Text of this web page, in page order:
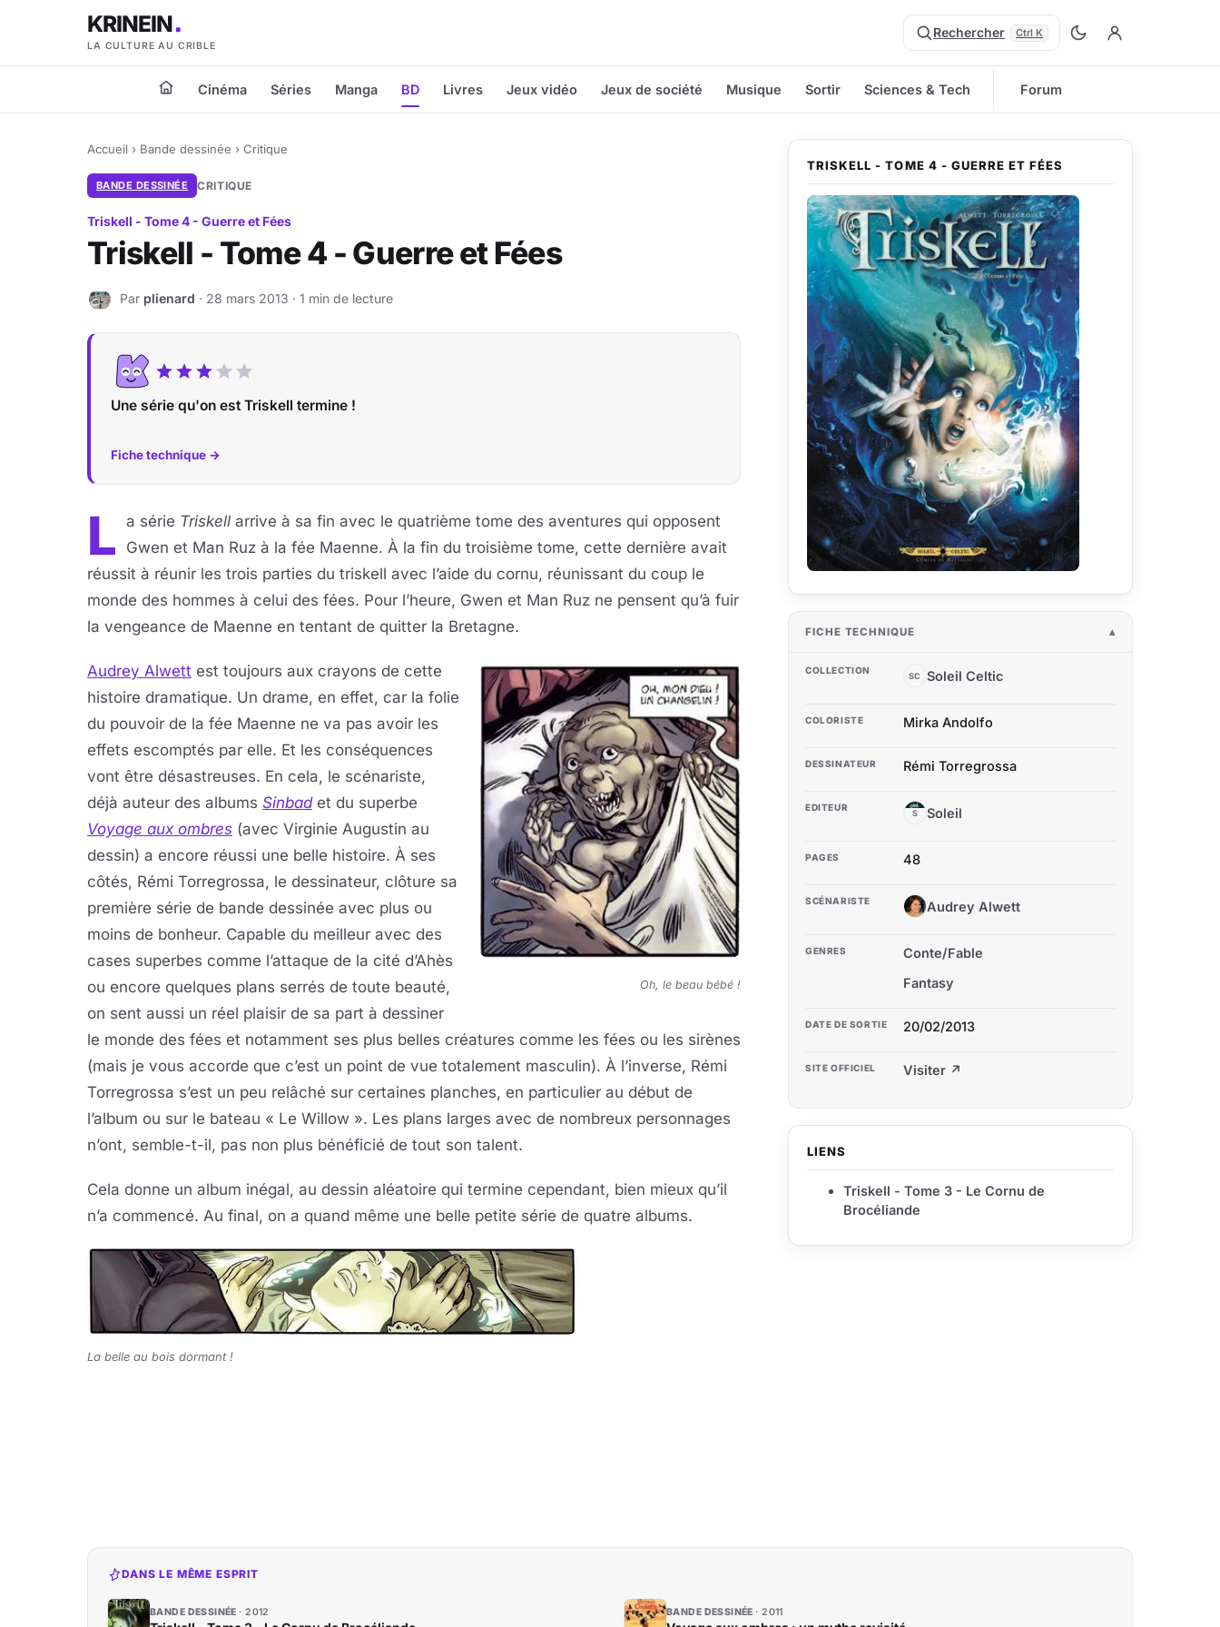
KRINEIN
LA CULTURE AU CRIBLE
Rechercher Ctrl K
Cinéma Séries Manga BD Livres Jeux vidéo Jeux de société Musique Sortir Sciences & Tech Forum
Accueil › Bande dessinée › Critique
BANDE DESSINÉE CRITIQUE
Triskell - Tome 4 - Guerre et Fées
Triskell - Tome 4 - Guerre et Fées
P Par plienard · 28 mars 2013 · 1 min de lecture
Une série qu'on est Triskell termine !
Fiche technique →
L a série Triskell arrive à sa fin avec le quatrième tome des aventures qui opposent
Gwen et Man Ruz à la fée Maenne. À la fin du troisième tome, cette dernière avait
réussit à réunir les trois parties du triskell avec l’aide du cornu, réunissant du coup le
monde des hommes à celui des fées. Pour l’heure, Gwen et Man Ruz ne pensent qu’à fuir
la vengeance de Maenne en tentant de quitter la Bretagne.
Oh, le beau bébé !
Audrey Alwett est toujours aux crayons de cette
histoire dramatique. Un drame, en effet, car la folie
du pouvoir de la fée Maenne ne va pas avoir les
effets escomptés par elle. Et les conséquences
vont être désastreuses. En cela, le scénariste,
déjà auteur des albums Sinbadet du superbe
Voyage aux ombres (avec Virginie Augustin au
dessin) a encore réussi une belle histoire. À ses
côtés, Rémi Torregrossa, le dessinateur, clôture sa
première série de bande dessinée avec plus ou
moins de bonheur. Capable du meilleur avec des
cases superbes comme l’attaque de la cité d’Ahès
ou encore quelques plans serrés de toute beauté,
on sent aussi un réel plaisir de sa part à dessiner
le monde des fées et notamment ses plus belles créatures comme les fées ou les sirènes
(mais je vous accorde que c’est un point de vue totalement masculin). À l’inverse, Rémi
Torregrossa s’est un peu relâché sur certaines planches, en particulier au début de
l’album ou sur le bateau « Le Willow ». Les plans larges avec de nombreux personnages
n’ont, semble-t-il, pas non plus bénéficié de tout son talent.
Cela donne un album inégal, au dessin aléatoire qui termine cependant, bien mieux qu’il
n’a commencé. Au final, on a quand même une belle petite série de quatre albums.
La belle au bois dormant !
TRISKELL - TOME 4 - GUERRE ET FÉES
FICHE TECHNIQUE
COLLECTION SC Soleil Celtic
COLORISTE Mirka Andolfo
DESSINATEUR Rémi Torregrossa
EDITEUR S Soleil
PAGES 48
SCÉNARISTE AA Audrey Alwett
GENRES
Conte/Fable
Fantasy
DATE DE SORTIE 20/02/2013
SITE OFFICIEL Visiter ↗
LIENS
Triskell - Tome 3 - Le Cornu de
Brocéliande
DANS LE MÊME ESPRIT
BANDE DESSINÉE 2012 BANDE DESSINÉE 2011